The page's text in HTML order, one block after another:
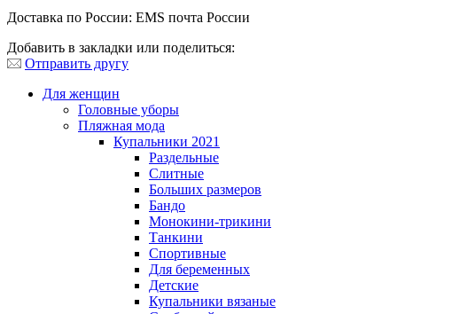
Доставка по России: EMS почта России
Добавить в закладки или поделиться:
Отправить другу
Для женщин
Головные уборы
Пляжная мода
Купальники 2021
Раздельные
Слитные
Больших размеров
Бандо
Монокини-трикини
Танкини
Спортивные
Для беременных
Детские
Купальники вязаные